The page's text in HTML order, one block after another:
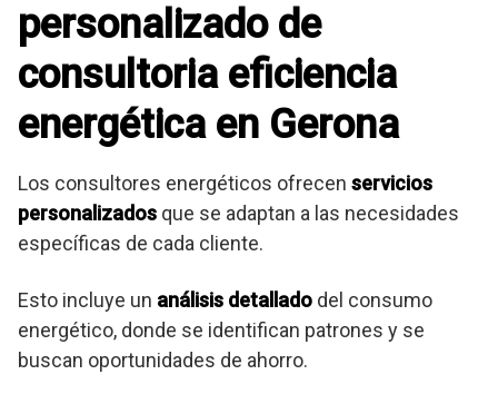
personalizado de
consultoria eficiencia
energética en Gerona
Los consultores energéticos ofrecen servicios
personalizados que se adaptan a las necesidades
específicas de cada cliente.
Esto incluye un análisis detallado del consumo
energético, donde se identifican patrones y se
buscan oportunidades de ahorro.